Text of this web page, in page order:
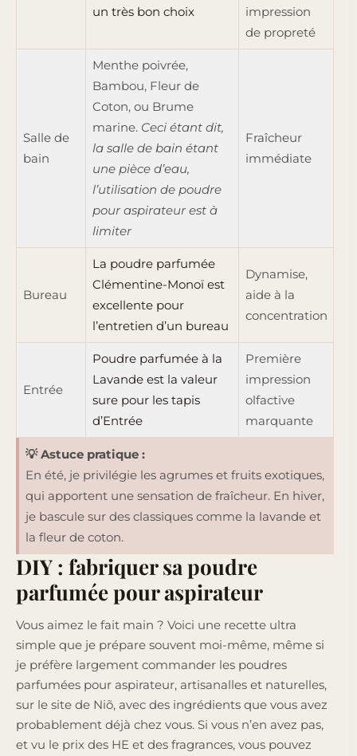
un très bon choix
impression
de propreté
Salle de
bain
Menthe poivrée,
Bambou, Fleur de
Coton, ou Brume
marine. Ceci étant dit,
la salle de bain étant
une pièce d’eau,
l’utilisation de poudre
pour aspirateur est à
limiter
Fraîcheur
immédiate
Bureau
La poudre parfumée
Clémentine-Monoï est
excellente pour
l’entretien d’un bureau
Dynamise,
aide à la
concentration
Entrée
Poudre parfumée à la
Lavande est la valeur
sure pour les tapis
d’Entrée
Première
impression
olfactive
marquante
💡 Astuce pratique :
En été, je privilégie les agrumes et fruits exotiques,
qui apportent une sensation de fraîcheur. En hiver,
je bascule sur des classiques comme la lavande et
la fleur de coton.
DIY : fabriquer sa poudre
parfumée pour aspirateur
Vous aimez le fait main ? Voici une recette ultra
simple que je prépare souvent moi-même, même si
je préfère largement commander les poudres
parfumées pour aspirateur, artisanalles et naturelles,
sur le site de Niõ, avec des ingrédients que vous avez
probablement déjà chez vous. Si vous n’en avez pas,
et vu le prix des HE et des fragrances, vous pouvez